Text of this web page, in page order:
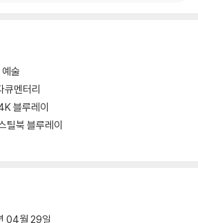
상이 없는 경우 교환/반품이 제한될 수 있습니
기기 모델명을 첨부하여 첨부하여 고객센터에
심 사유로의 반품은 제품 개봉 전에만 운임비
판의 경우 제작 수량이 한정되어 있고, 택배
생하면, 재 판매가 어려우므로 신중한 구매 선
매로 인한 반품은 회송된 상품의 상태 확인 후
예술
큐멘터리
블루레이
틸북 블루레이
04월 29일